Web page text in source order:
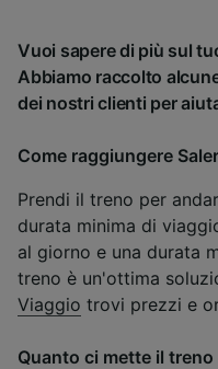
Vuoi sapere di più sul
Abbiamo raccolto
dei nostri clienti per
Come raggiungere
Prendi il treno per
durata minima di
al giorno e una durata
treno è un'ottima
Viaggio trovi prezzi e
Quanto ci mette il treno